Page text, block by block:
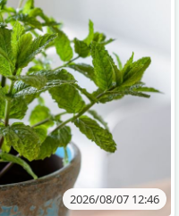
2026/08/07 12:46